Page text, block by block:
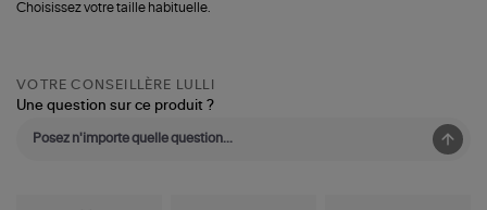
Choisissez votre taille habituelle.
VOTRE CONSEILLÈRE LULLI
Une question sur ce produit ?